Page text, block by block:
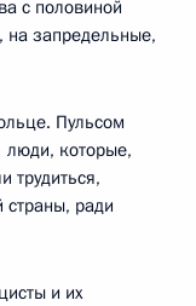
с половиной
на запредельные,
Пульсом
люди, которые,
трудиться,
страны, ради
и их